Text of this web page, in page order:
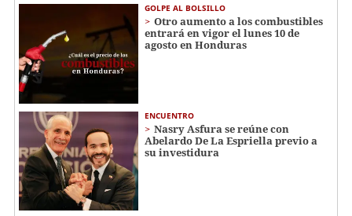
GOLPE AL BOLSILLO
Otro aumento a los combustibles
entrará en vigor el lunes 10 de
agosto en Honduras
ENCUENTRO
Nasry Asfura se reúne con
Abelardo De La Espriella previo a
su investidura